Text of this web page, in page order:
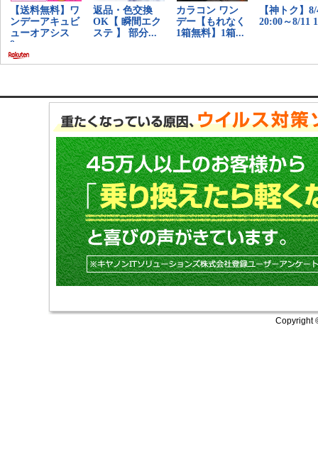
Copyright